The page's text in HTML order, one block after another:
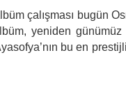
çalışması bugün
yeniden
bu en